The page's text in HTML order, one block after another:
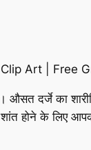
दर्जे का
होने के लिए